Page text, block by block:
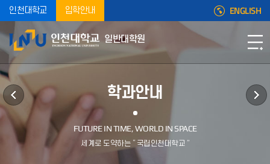
인천대학교 입학안내 ENGLISH
일반대학원
학과안내